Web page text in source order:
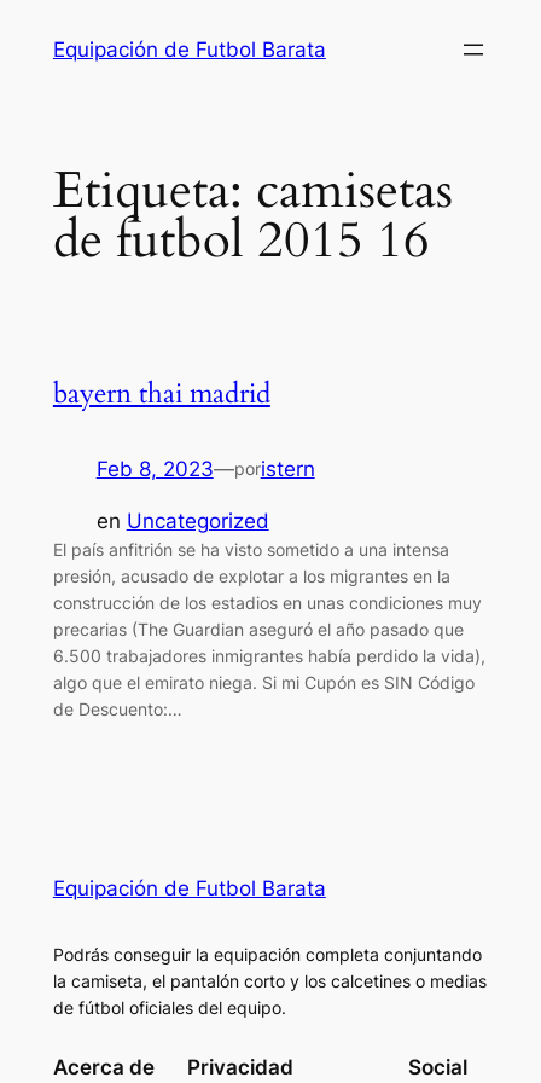
Equipación de Futbol Barata
Etiqueta: camisetas
de futbol 2015 16
bayern thai madrid
Feb 8, 2023—poristern
en Uncategorized
El país anfitrión se ha visto sometido a una intensa
presión, acusado de explotar a los migrantes en la
construcción de los estadios en unas condiciones muy
precarias (The Guardian aseguró el año pasado que
6.500 trabajadores inmigrantes había perdido la vida),
algo que el emirato niega. Si mi Cupón es SIN Código
de Descuento:…
Equipación de Futbol Barata
Podrás conseguir la equipación completa conjuntando
la camiseta, el pantalón corto y los calcetines o medias
de fútbol oficiales del equipo.
Acerca de Privacidad Social